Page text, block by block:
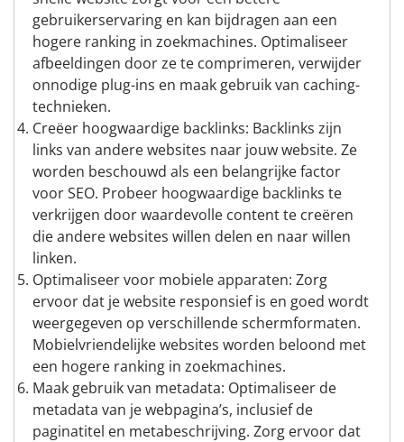
gebruikerservaring en kan bijdragen aan een
hogere ranking in zoekmachines. Optimaliseer
afbeeldingen door ze te comprimeren, verwijder
onnodige plug-ins en maak gebruik van caching-
technieken.
Creëer hoogwaardige backlinks: Backlinks zijn
links van andere websites naar jouw website. Ze
worden beschouwd als een belangrijke factor
voor SEO. Probeer hoogwaardige backlinks te
verkrijgen door waardevolle content te creëren
die andere websites willen delen en naar willen
linken.
Optimaliseer voor mobiele apparaten: Zorg
ervoor dat je website responsief is en goed wordt
weergegeven op verschillende schermformaten.
Mobielvriendelijke websites worden beloond met
een hogere ranking in zoekmachines.
Maak gebruik van metadata: Optimaliseer de
metadata van je webpagina’s, inclusief de
paginatitel en metabeschrijving. Zorg ervoor dat